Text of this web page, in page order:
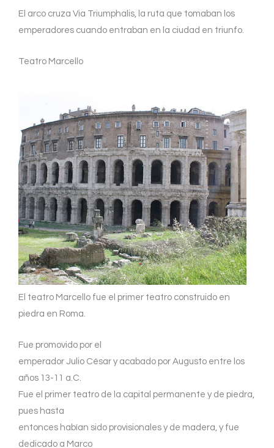
El arco cruza Via Triumphalis, la ruta que tomaban los
emperadores cuando entraban en la ciudad en triunfo.
Teatro Marcello
El teatro Marcello fue el primer teatro construido en
piedra en Roma.
Fue promovido por el
emperador Julio César y acabado por Augusto entre los
años 13-11 a.C.
Fue el primer teatro de la capital permanente y de piedra,
pues hasta
entonces habían sido provisionales y de madera, y fue
dedicado a Marco